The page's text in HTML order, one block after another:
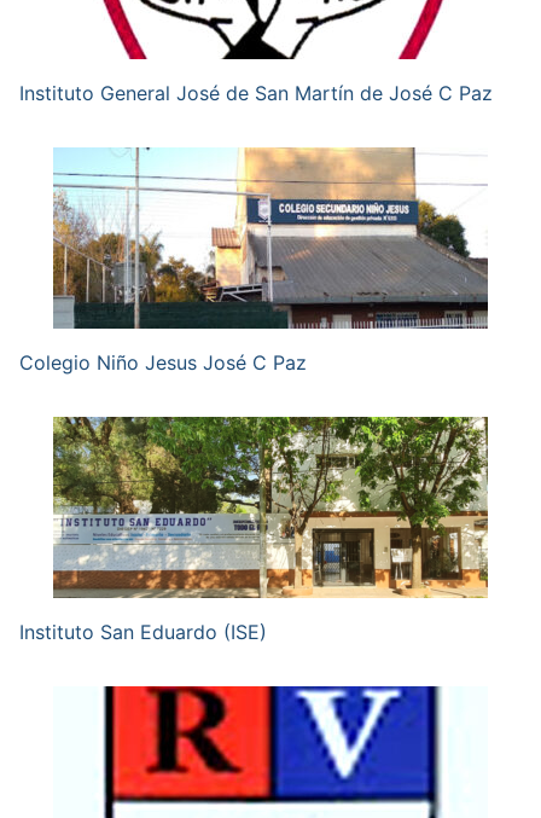
Instituto General José de San Martín de José C Paz
Colegio Niño Jesus José C Paz
Instituto San Eduardo (ISE)